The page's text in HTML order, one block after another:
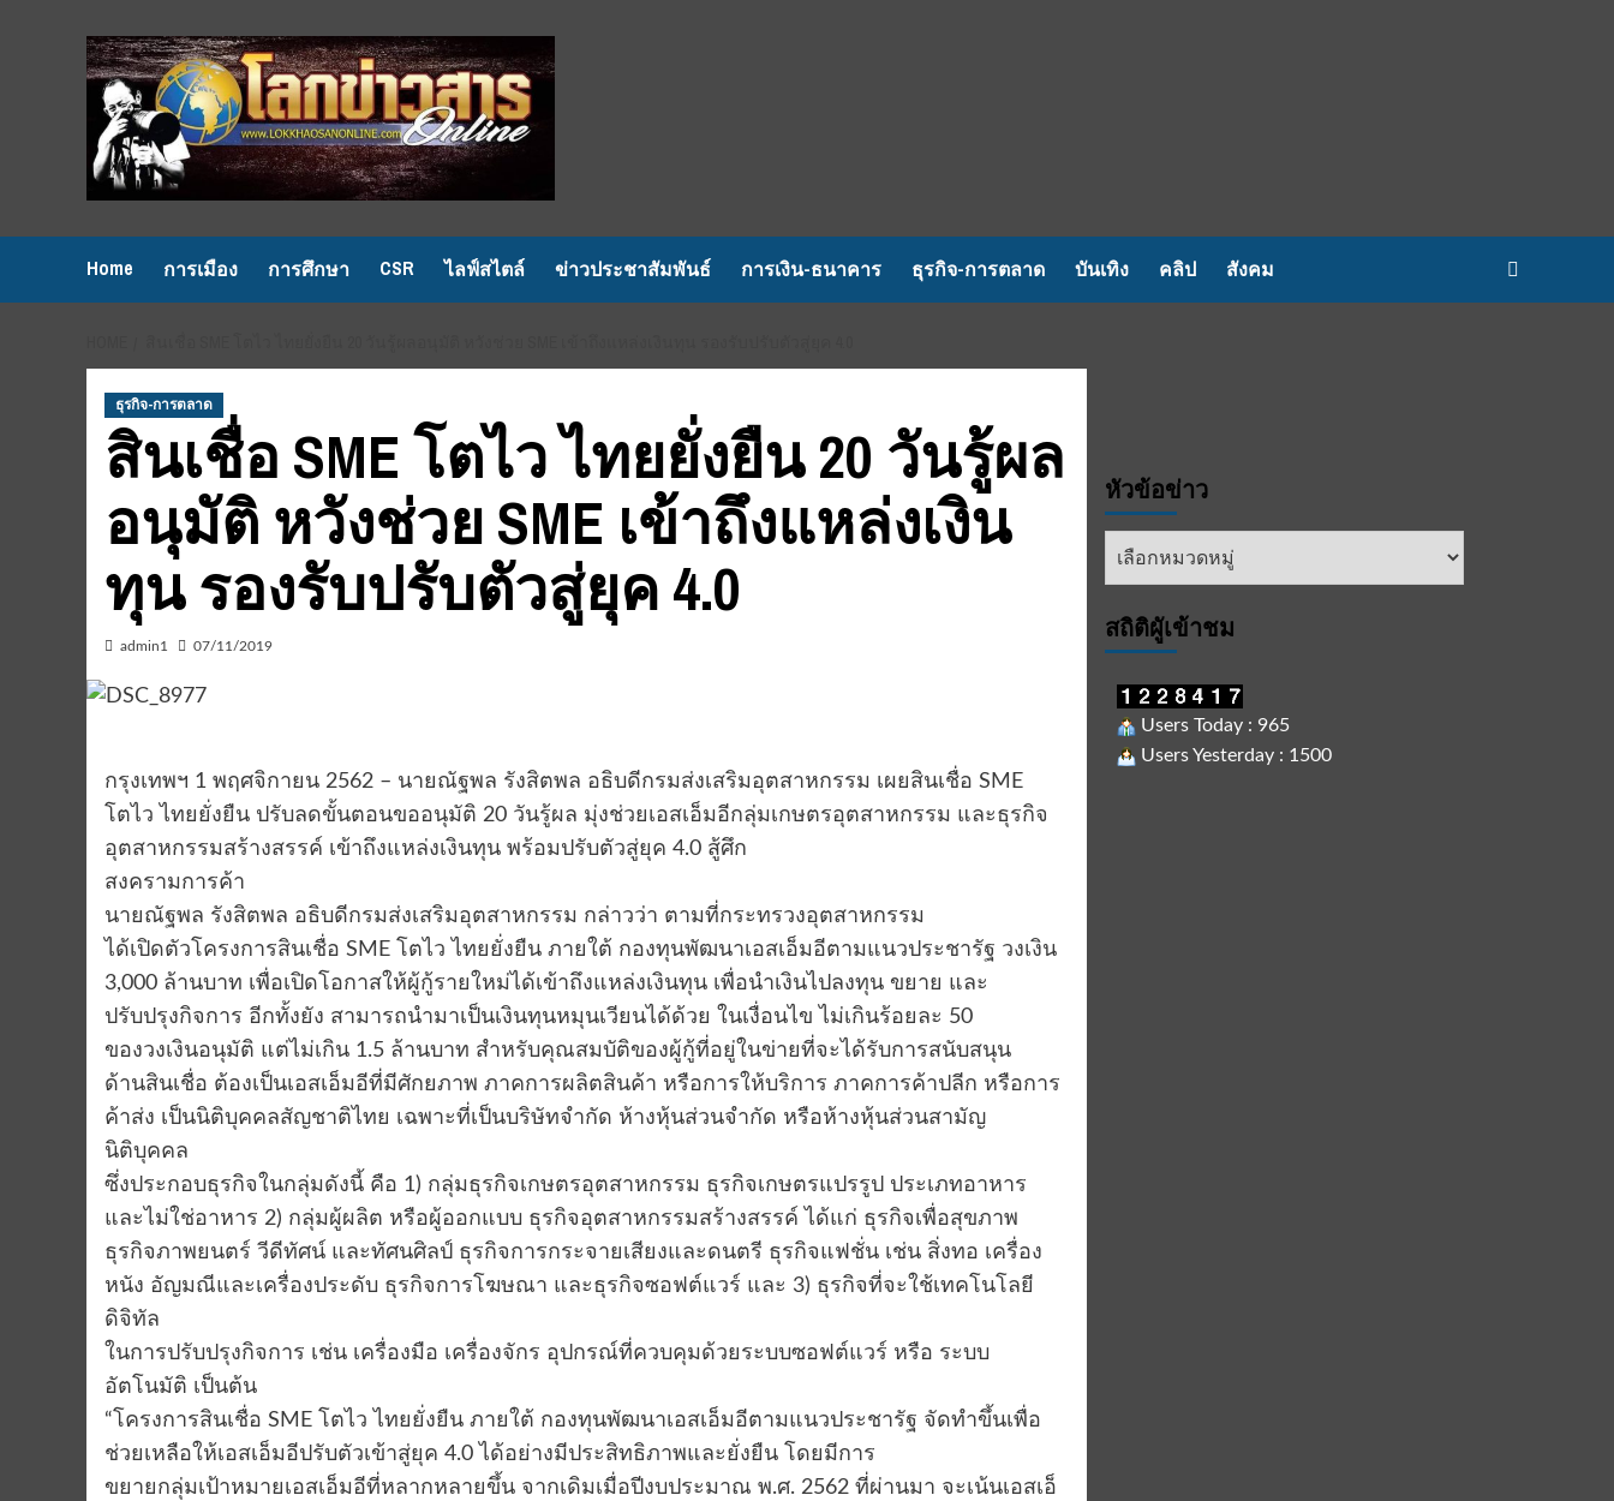
Home การเมือง การศึกษา CSR ไลฟ์สไตล์ ข่าวประชาสัมพันธ์ การเงิน-ธนาคาร ธุรกิจ-การตลาด บันเทิง คลิป สังคม
ธุรกิจ-การตลาด
สินเชื่อ SME โตไว ไทยยั่งยืน 20 วันรู้ผล
อนุมัติ หวังช่วย SME เข้าถึงแหล่งเงิน
ทุน รองรับปรับตัวสู่ยุค 4.0
admin1 07/11/2019
กรุงเทพฯ 1 พฤศจิกายน 2562 – นายณัฐพล รังสิตพล อธิบดีกรมส่งเสริมอุตสาหกรรม เผยสินเชื่อ SME
โตไว ไทยยั่งยืน ปรับลดขั้นตอนขออนุมัติ 20 วันรู้ผล มุ่งช่วยเอสเอ็มอีกลุ่มเกษตรอุตสาหกรรม และธุรกิจ
อุตสาหกรรมสร้างสรรค์ เข้าถึงแหล่งเงินทุน พร้อมปรับตัวสู่ยุค 4.0 สู้ศึก
สงครามการค้า
นายณัฐพล รังสิตพล อธิบดีกรมส่งเสริมอุตสาหกรรม กล่าวว่า ตามที่กระทรวงอุตสาหกรรม
ได้เปิดตัวโครงการสินเชื่อ SME โตไว ไทยยั่งยืน ภายใต้ กองทุนพัฒนาเอสเอ็มอีตามแนวประชารัฐ วงเงิน
3,000 ล้านบาท เพื่อเปิดโอกาสให้ผู้กู้รายใหม่ได้เข้าถึงแหล่งเงินทุน เพื่อนำเงินไปลงทุน ขยาย และ
ปรับปรุงกิจการ อีกทั้งยัง สามารถนำมาเป็นเงินทุนหมุนเวียนได้ด้วย ในเงื่อนไข ไม่เกินร้อยละ 50
ของวงเงินอนุมัติ แต่ไม่เกิน 1.5 ล้านบาท สำหรับคุณสมบัติของผู้กู้ที่อยู่ในข่ายที่จะได้รับการสนับสนุน
ด้านสินเชื่อ ต้องเป็นเอสเอ็มอีที่มีศักยภาพ ภาคการผลิตสินค้า หรือการให้บริการ ภาคการค้าปลีก หรือการ
ค้าส่ง เป็นนิติบุคคลสัญชาติไทย เฉพาะที่เป็นบริษัทจำกัด ห้างหุ้นส่วนจำกัด หรือห้างหุ้นส่วนสามัญ
นิติบุคคล
ซึ่งประกอบธุรกิจในกลุ่มดังนี้ คือ 1) กลุ่มธุรกิจเกษตรอุตสาหกรรม ธุรกิจเกษตรแปรรูป ประเภทอาหาร
และไม่ใช่อาหาร 2) กลุ่มผู้ผลิต หรือผู้ออกแบบ ธุรกิจอุตสาหกรรมสร้างสรรค์ ได้แก่ ธุรกิจเพื่อสุขภาพ
ธุรกิจภาพยนตร์ วีดีทัศน์ และทัศนศิลป์ ธุรกิจการกระจายเสียงและดนตรี ธุรกิจแฟชั่น เช่น สิ่งทอ เครื่อง
หนัง อัญมณีและเครื่องประดับ ธุรกิจการโฆษณา และธุรกิจซอฟต์แวร์ และ 3) ธุรกิจที่จะใช้เทคโนโลยี
ดิจิทัล
ในการปรับปรุงกิจการ เช่น เครื่องมือ เครื่องจักร อุปกรณ์ที่ควบคุมด้วยระบบซอฟต์แวร์ หรือ ระบบ
อัตโนมัติ เป็นต้น
“โครงการสินเชื่อ SME โตไว ไทยยั่งยืน ภายใต้ กองทุนพัฒนาเอสเอ็มอีตามแนวประชารัฐ จัดทำขึ้นเพื่อ
ช่วยเหลือให้เอสเอ็มอีปรับตัวเข้าสู่ยุค 4.0 ได้อย่างมีประสิทธิภาพและยั่งยืน โดยมีการ
ขยายกลุ่มเป้าหมายเอสเอ็มอีที่หลากหลายขึ้น จากเดิมเมื่อปีงบประมาณ พ.ศ. 2562 ที่ผ่านมา จะเน้นเอสเอ็
หัวข้อข่าว
หัวข้อ
สถิติผูัเข้าชม
Users Today : 965
Users Yesterday : 1500